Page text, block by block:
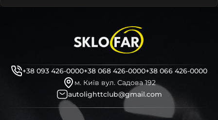
+38 093 426-0000+38 068 426-0000+38 066 426-0000
м. Київ вул. Садова 192
autolighttclub@gmail.com